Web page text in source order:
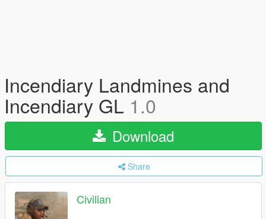
Incendiary Landmines and
Incendiary GL 1.0
Download
Share
Civilian